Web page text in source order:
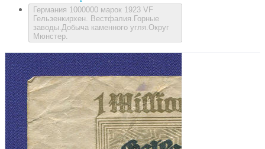
Германия 1000000 марок 1923 VF
Гельзенкирхен. Вестфалия.Горные
заводы.Добыча каменного угля.Округ
Мюнстер.